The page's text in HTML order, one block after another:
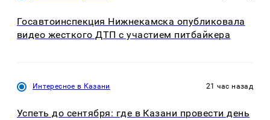
Госавтоинспекция Нижнекамска опубликовала
видео жесткого ДТП с участием питбайкера
Интересное в Казани 21 час назад
Успеть до сентября: где в Казани провести день